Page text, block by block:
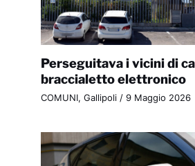
Perseguitava i vicini di
braccialetto elettronico
COMUNI, Gallipoli/ 9 Maggio 2026